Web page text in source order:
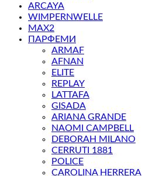
ARCAYA
WIMPERNWELLE
MAX2
ПАРФЕМИ
ARMAF
AFNAN
ELITE
REPLAY
LATTAFA
GISADA
ARIANA GRANDE
NAOMI CAMPBELL
DEBORAH MILANO
CERRUTI 1881
POLICE
CAROLINA HERRERA